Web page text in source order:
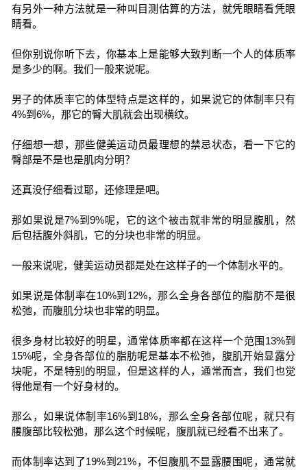
有另外一种方法就是一种叫目测估算的方法，就凭眼睛看凭眼
睛看。
但你别说你听下去，你基本上是能够大致判断一个人的体质率
是多少的啊。我们一般来说呢。
男子的体质率它的体型特点是这样的，如果说它的体制率只有
4%到6%，那它的臀大肌就会出现横纹。
仔细想一想，那些健美运动员最理想的禁忌状态，看一下它的
臀部是不是也是肌肉分明？
还真没仔细看过耶，还修理是吧。
那如果说是7%到9%呢，它的这个被击就非常的明显腹肌，然
后包括腹外斜肌，它的分块也非常的明显。
一般来说呢，健美运动员都是处在这样子的一个体制水平的。
如果说是体制率在10%到12%，那么全身各部位的脂肪不是很
松弛，而腹肌分块也非常的明显。
很多身材比较好的明星，通常体质率都在这样一个范围13%到
15%呢，全身各部位的脂肪呢是基本不松弛，腹肌开始显露分
块呢，不是特别的明显，但是这样的人，通常而言，我们也觉
得他是有一个好身材的。
那么，如果说体制率16%到18%，那么全身各部位呢，就只有
腰腹部比较松弛，那么这个时候呢，腹肌就已经看不出来了。
而体制率达到了19%到21%，不但腹肌不显露腰围呢，通常就